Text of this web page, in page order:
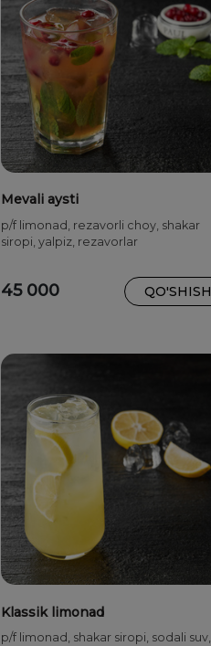
Mevali aysti
p/f limonad, rezavorli choy, shakar
siropi, yalpiz, rezavorlar
45 000 QO'SHISH
Klassik limonad
p/f limonad, shakar siropi, sodali suv,